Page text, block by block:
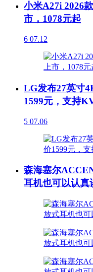
小米A27i 2026
市，1078元起
6 07.12
LG发布27英寸
1599元，支持
5 07.06
森海塞尔
耳机也可以认真